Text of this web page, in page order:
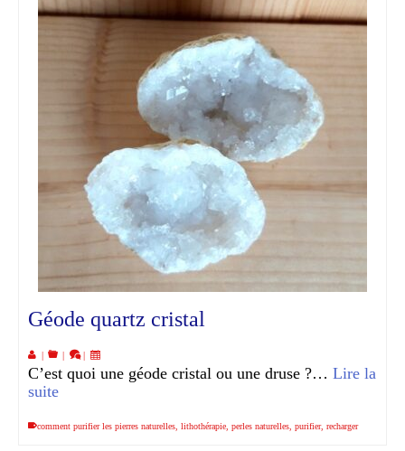
Géode quartz cristal
| | |
C’est quoi une géode cristal ou une druse ?… Lire la
suite
comment purifier les pierres naturelles lithothérapie perles naturelles purifier, recharger